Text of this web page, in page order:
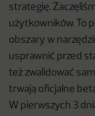
strategię.
użytkowników. To
obszary w
usprawnić przed
też zwalidować
trwają oficjalne
W pierwszych 3